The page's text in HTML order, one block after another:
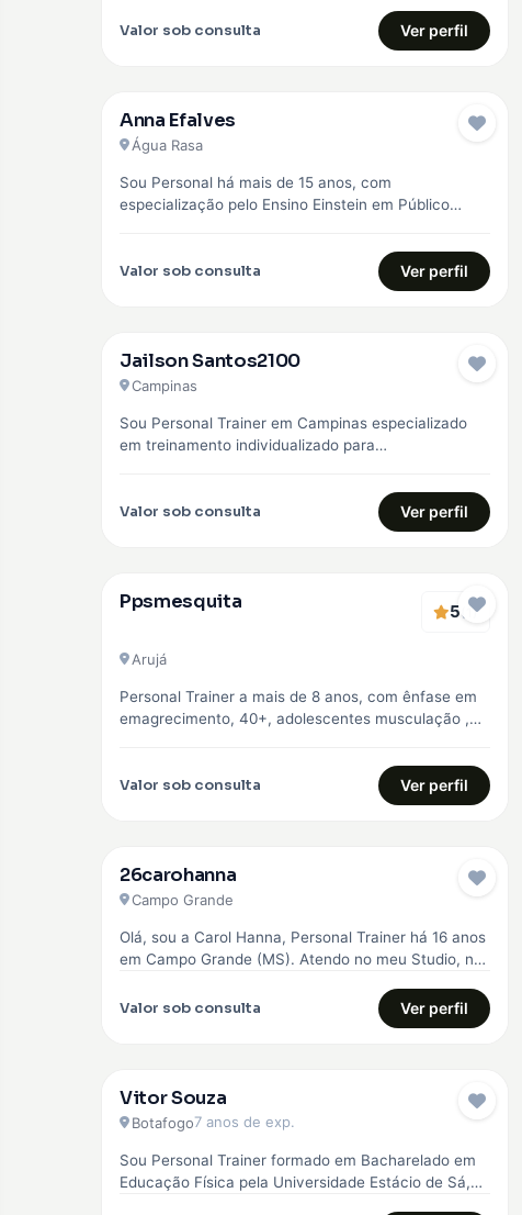
Valor sob consulta Ver perfil
Anna Efalves
Água Rasa
Sou Personal há mais de 15 anos, com
especialização pelo Ensino Einstein em Público
Valor sob consulta Ver perfil
Jailson Santos2100
Campinas
Sou Personal Trainer em Campinas especializado
em treinamento individualizado para
muscular. Trabalho com alunos iniciantes e…
Valor sob consulta Ver perfil
Ppsmesquita 5(1)
Arujá
Personal Trainer a mais de 8 anos, com ênfase em
emagrecimento, 40+, adolescentes musculação ,
Valor sob consulta Ver perfil
26carohanna
Campo Grande
Olá, sou a Carol Hanna, Personal Trainer há 16 anos
em Campo Grande (MS). Atendo no meu Studio, no
Valor sob consulta Ver perfil
Vitor Souza
Botafogo7 anos de exp.
Sou Personal Trainer formado em Bacharelado em
Educação Física pela Universidade Estácio de Sá,